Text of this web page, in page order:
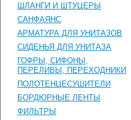
ШЛАНГИ И ШТУЦЕРЫ
САНФАЯНС
АРМАТУРА ДЛЯ УНИТАЗОВ
СИДЕНЬЯ ДЛЯ УНИТАЗА
ГОФРЫ, СИФОНЫ,
ПЕРЕЛИВЫ, ПЕРЕХОДНИКИ
ПОЛОТЕНЦЕСУШИТЕЛИ
БОРДЮРНЫЕ ЛЕНТЫ
ФИЛЬТРЫ